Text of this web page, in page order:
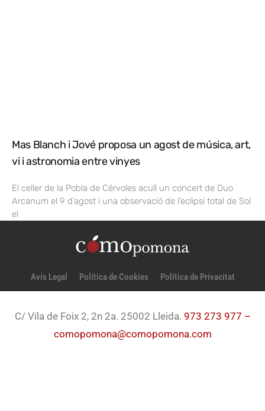
Mas Blanch i Jové proposa un agost de música, art,
vi i astronomia entre vinyes
El celler de la Pobla de Cérvoles acull un concert de Duo
Arcanum el 9 d’agost i una observació de l’eclipsi total de Sol
el
Avís Legal Política de Cookies Política de Privacitat
C/ Vila de Foix 2, 2n 2a. 25002 Lleida. 973 273 977 –
comopomona@comopomona.com